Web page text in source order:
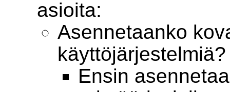
asioita:
Asennetaanko
käyttöjärjestelmiä?
Ensin